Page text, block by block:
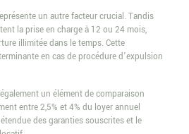
un autre facteur crucial. Tandis
la prise en charge à 12 ou 24 mois,
illimitée dans le temps. Cette
en cas de procédure d’expulsion
un élément de comparaison
entre 2,5% et 4% du loyer annuel
des garanties souscrites et le